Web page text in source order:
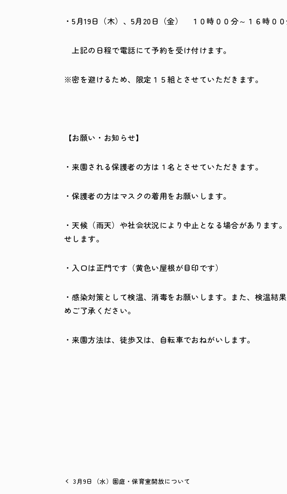
・5月19日（木）、5月20日（金） １０時００分～１６時０
上記の日程で電話にて予約を受け付けます。
※密を避けるため、限定１５組とさせていただきます。
【お願い・お知らせ】
・来園される保護者の方は１名とさせていただきます。
・保護者の方はマスクの着用をお願いします。
・天候（雨天）や社会状況により中止となる場合があります
せします。
・入口は正門です（黄色い屋根が目印です）
・感染対策として検温、消毒をお願いします。また、検温結
めご了承ください。
・来園方法は、徒歩又は、自転車でおねがいします。
3月9日（水）園庭・保育室開放について